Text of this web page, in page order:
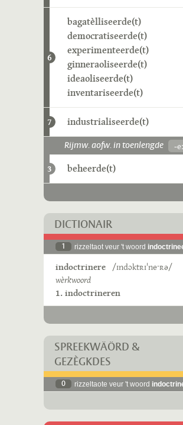
6
bagatèlliseerde(t)
democratiseerde(t)
experimenteerde(t)
ginneraoliseerde(t)
ideaoliseerde(t)
inventariseerde(t)
7 industrialiseerde(t)
Rijmw. aofw. in toenlengde -
3 beheerde(t)
DICTIONAIR
1 rizzeltaot veur 't woord
indoctrinere /ɪndɔktʀɪˈneˑʀə/
wèrkwoord
1. indoctrineren
SPREEKWÄÖRD &
GEZÈGKDES
0 rizzeltaote veur 't woord